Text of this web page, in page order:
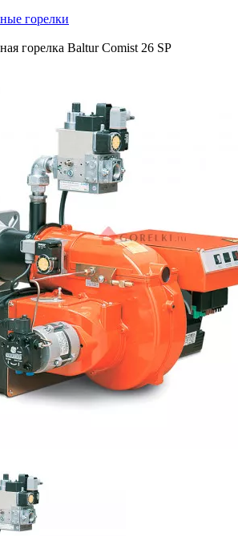
горелки
горелка Baltur Comist 26 SP